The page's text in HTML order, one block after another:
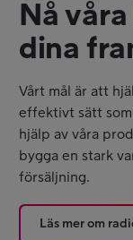
Nå
dina
Vårt mål är att
effektivt sätt
hjälp av våra
bygga en stark
försäljning.
Läs mer om